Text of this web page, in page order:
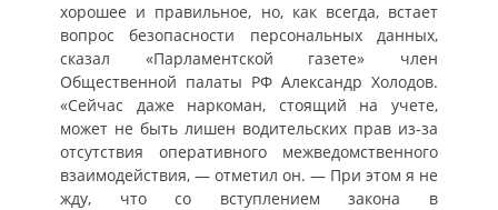
хорошее и правильное, но, как всегда, встает
вопрос безопасности персональных данных,
сказал «Парламентской газете» член
Общественной палаты РФ Александр Холодов.
«Сейчас даже наркоман, стоящий на учете,
может не быть лишен водительских прав из-за
отсутствия оперативного межведомственного
взаимодействия, — отметил он. — При этом я не
жду, что со вступлением закона в